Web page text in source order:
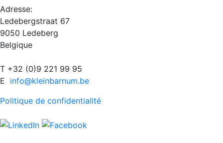
Adresse:
Ledebergstraat 67
9050 Ledeberg
Belgique
T +32 (0)9 221 99 95
E info@kleinbarnum.be
Politique de confidentialité